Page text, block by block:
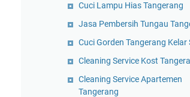
Cuci Lampu Hias Tangerang
Jasa Pembersih Tungau
Cuci Gorden Tangerang Kelar
Cleaning Service Kost
Cleaning Service Apartemen
Tangerang